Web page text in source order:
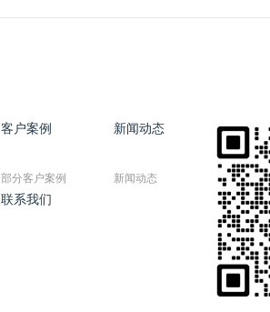
客户案例
部分客户案例
新闻动态
新闻动态
联系我们